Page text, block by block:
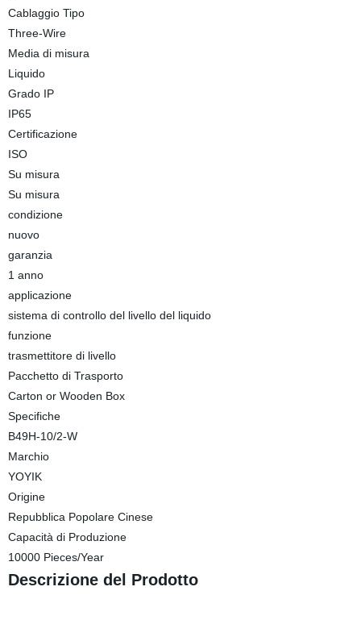
Cablaggio Tipo
Three-Wire
Media di misura
Liquido
Grado IP
IP65
Certificazione
ISO
Su misura
Su misura
condizione
nuovo
garanzia
1 anno
applicazione
sistema di controllo del livello del liquido
funzione
trasmettitore di livello
Pacchetto di Trasporto
Carton or Wooden Box
Specifiche
B49H-10/2-W
Marchio
YOYIK
Origine
Repubblica Popolare Cinese
Capacità di Produzione
10000 Pieces/Year
Descrizione del Prodotto